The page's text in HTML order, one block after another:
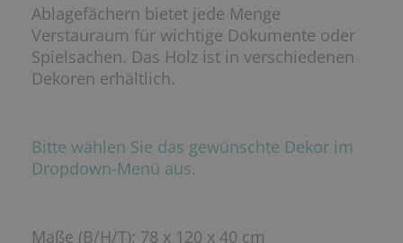
Ablagefächern bietet jede Menge
Verstauraum für wichtige Dokumente oder
Spielsachen. Das Holz ist in verschiedenen
Dekoren erhältlich.
Bitte wählen Sie das gewünschte Dekor im
Dropdown-Menü aus.
Maße (B/H/T): 78 x 120 x 40 cm